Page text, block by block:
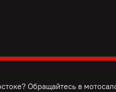
Обращайтесь в